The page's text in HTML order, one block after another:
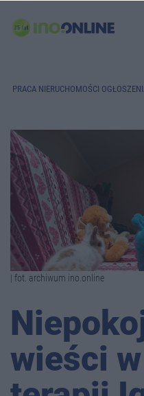
PRACA NIERUCHOMOŚCI
| fot. archiwum ino.online
wieści